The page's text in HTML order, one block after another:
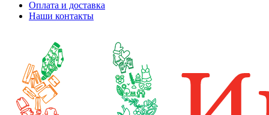
Оплата и доставка
Наши контакты